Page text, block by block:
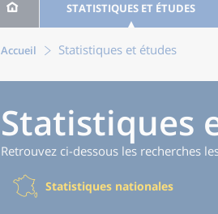
STATISTIQUES ET ÉTUDES
Accueil Statistiques et études
Statistiques
Retrouvez ci-dessous les recherches
Statistiques nationales